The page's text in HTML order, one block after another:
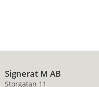
Signerat M AB
Storgatan 11